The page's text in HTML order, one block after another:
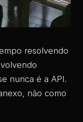
resolvendo
nunca é a API.
não como